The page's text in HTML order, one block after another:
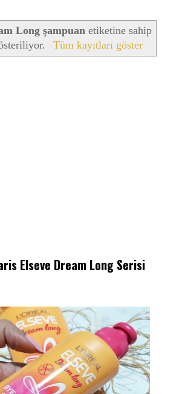
Long şampuan etiketine sahip
Tüm kayıtları göster
Elseve Dream Long Serisi